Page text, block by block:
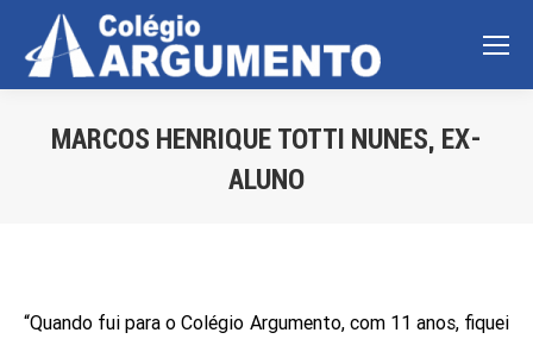
MARCOS HENRIQUE TOTTI NUNES, EX-
ALUNO
“Quando fui para o Colégio Argumento, com 11 anos, fiquei